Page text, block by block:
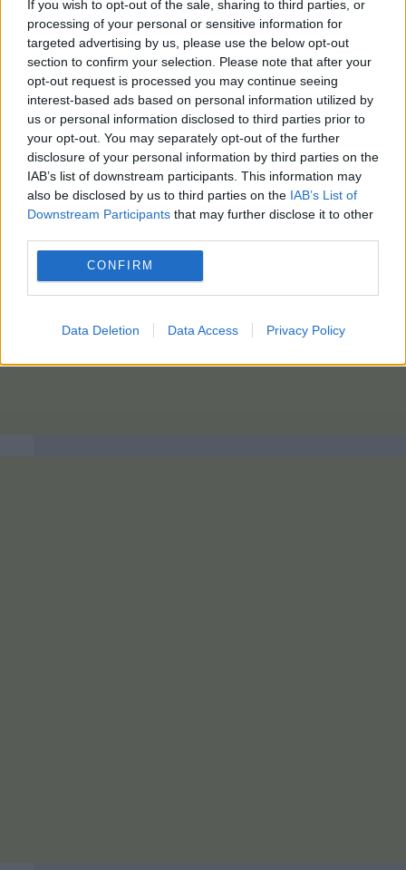
If you wish to opt-out of the sale, sharing to third parties, or
processing of your personal or sensitive information for
targeted advertising by us, please use the below opt-out
section to confirm your selection. Please note that after your
opt-out request is processed you may continue seeing
interest-based ads based on personal information utilized by
us or personal information disclosed to third parties prior to
your opt-out. You may separately opt-out of the further
disclosure of your personal information by third parties on the
IAB’s list of downstream participants. This information may
also be disclosed by us to third parties on the IAB’s List of
Downstream Participants that may further disclose it to other
CONFIRM
Data Deletion Data Access Privacy Policy